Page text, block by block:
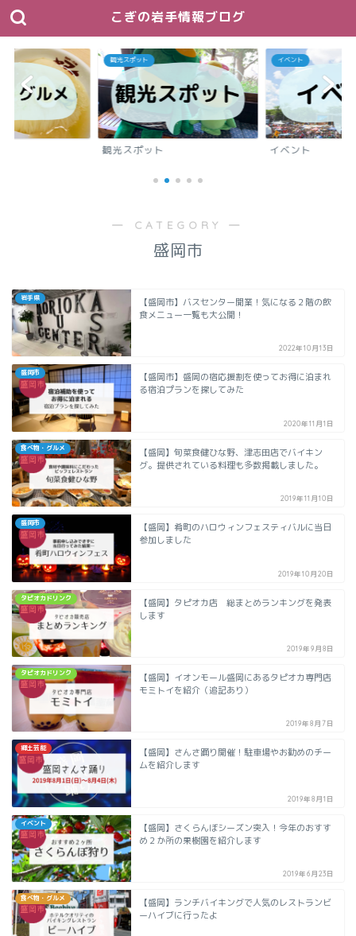
こぎの岩手情報ブログ
観光スポット
観光スポット
イベント
イベント
― CATEGORY ―
盛岡市
岩手県
【盛岡市】バスセンター開業！気になる２階の飲
食メニュー一覧も大公開！
2022年10月13日
盛岡市
【盛岡市】盛岡の宿応援割を使ってお得に泊まれ
る宿泊プランを探してみた
2020年11月1日
食べ物・グルメ
【盛岡】旬菜食健ひな野、津志田店でバイキン
グ。提供されている料理も多数掲載しました。
2019年11月10日
盛岡市
【盛岡】肴町のハロウィンフェスティバルに当日
参加しました
2019年10月20日
タピオカドリンク
【盛岡】タピオカ店 総まとめランキングを発表
します
2019年9月8日
タピオカドリンク
【盛岡】イオンモール盛岡にあるタピオカ専門店
モミトイを紹介（追記あり）
2019年8月7日
郷土芸能
【盛岡】さんさ踊り開催！駐車場やお勧めのチー
ムを紹介します
2019年8月1日
イベント
【盛岡】さくらんぼシーズン突入！今年のおすす
め２か所の果樹園を紹介します
2019年6月23日
食べ物・グルメ
【盛岡】ランチバイキングで人気のレストランビ
ーハイブに行ったよ